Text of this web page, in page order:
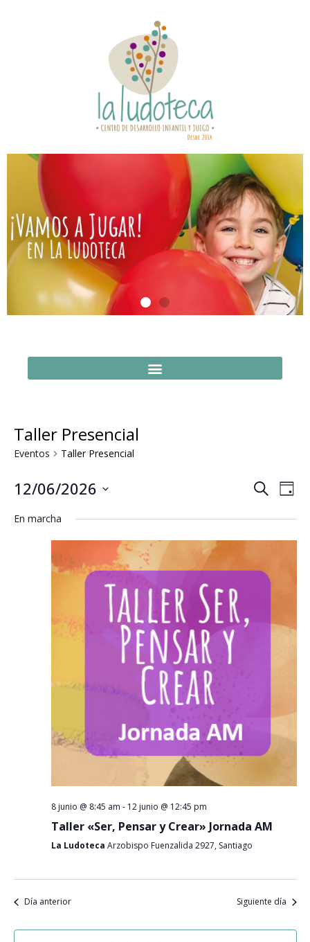
Taller Presencial
Eventos Taller Presencial
de
y
vistas
Buscar
de
Día
12/06/2026
fecha.
En marcha
8 junio @ 8:45 am - 12 junio @ 12:45 pm
Taller «Ser, Pensar y Crear» Jornada AM
La Ludoteca Arzobispo Fuenzalida 2927, Santiago
Día anterior Siguiente día